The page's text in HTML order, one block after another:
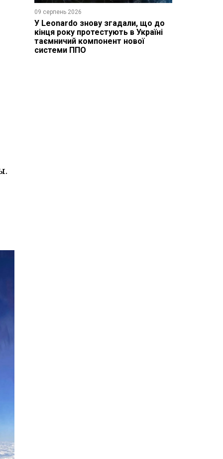
09 серпень 2026
У Leonardo знову згадали, що до
кінця року протестують в Україні
таємничий компонент нової
системи ППО